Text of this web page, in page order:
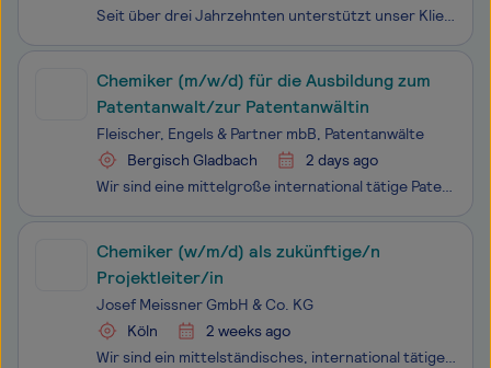
Seit über drei Jahrzehnten unterstützt unser Klient intellior (intellior.com) Unternehmen dabei, ihre geschäftskritischen Prozesse sicher, effizient und zukunftssicher zu managen – mit der mehrfach ausgezeichneten BPM- und GRC-Software Aeneis und einem Beratungsansatz auf Augenhöhe. Seit Januar 2024
Chemiker (m/w/d) für die Ausbildung zum
Patentanwalt/zur Patentanwältin
Fleischer, Engels & Partner mbB, Patentanwälte
Bergisch Gladbach
2 days ago
Wir sind eine mittelgroße international tätige Patentanwaltskanzlei und betreuen Mandanten in allen Bereichen des gewerblichen Rechtsschutzes. An unserem Standort in Bergisch Gladbach, im Einzugsgebiet von Köln, bieten wir eine Stelle für die Ausbildung zum European Patent Attorney, European Tradema
Chemiker (w/m/d) als zukünftige/n
Projektleiter/in
Josef Meissner GmbH & Co. KG
Köln
2 weeks ago
Wir sind ein mittelständisches, international tätiges Ingenieurunternehmen mit 100-jähriger Tradition in der Entwicklung, Planung und dem Bau von Chemieanlagen. Wir suchen zur Verstärkung unserer Projektabteilungen schnellstmöglich eine/n:Chemiker (w/m/d) als zukünftige/n Projektleiter/in